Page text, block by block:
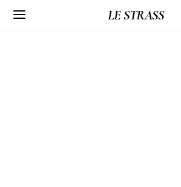
LE STRASS